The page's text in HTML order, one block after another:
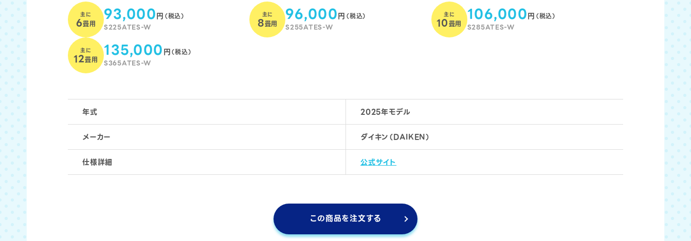
主に
6畳用 93,000円 （税込）
S225ATES-W
主に
8畳用 96,000円 （税込）
S255ATES-W
主に
10畳用 106,000円 （税込）
S285ATES-W
主に
12畳用 135,000円（税込）
S365ATES-W
年式 2025年モデル
メーカー ダイキン（DAIKEN）
仕様詳細 公式サイト
この商品を注文する